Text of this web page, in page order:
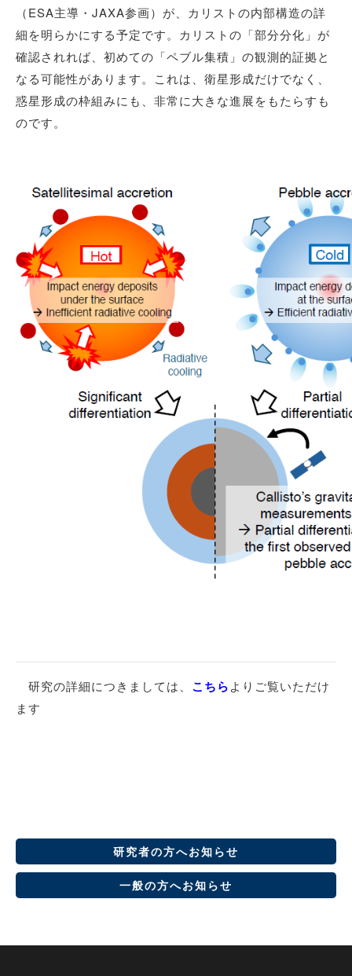
（ESA主導・JAXA参画）が、カリストの内部構造の詳
細を明らかにする予定です。カリストの「部分分化」が
確認されれば、初めての「ペブル集積」の観測的証拠と
なる可能性があります。これは、衛星形成だけでなく、
惑星形成の枠組みにも、非常に大きな進展をもたらすも
のです。
研究の詳細につきましては、 こちらよりご覧いただけ
ます
研究者の方へお知らせ
一般の方へお知らせ